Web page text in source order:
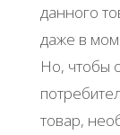
данного
даже в
Но, чтобы
товар,